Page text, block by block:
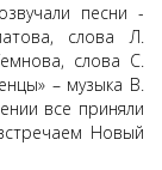
песни -
слова Л.
слова С.
– музыка В.
все приняли
Новый